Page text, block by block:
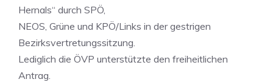
Hernals“ durch SPÖ,
NEOS, Grüne und KPÖ/Links in der gestrigen
Bezirksvertretungssitzung.
Lediglich die ÖVP unterstützte den freiheitlichen
Antrag.